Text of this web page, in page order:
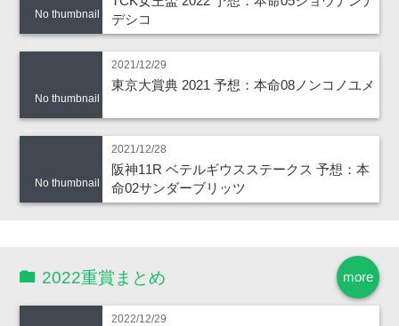
No thumbnail
デシコ
No thumbnail
2021/12/29
東京大賞典 2021 予想：本命08ノンコノユメ
No thumbnail
2021/12/28
阪神11R ベテルギウスステークス 予想：本
命02サンダーブリッツ
more
2022重賞まとめ
2022/12/29